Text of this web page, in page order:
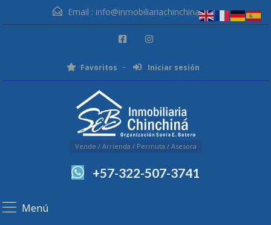
Email : info@inmobiliariachinchina.com
Favoritos Iniciar sesión
Vende / Arrienda / Permuta / Asesora
+57-322-507-3741
Menú